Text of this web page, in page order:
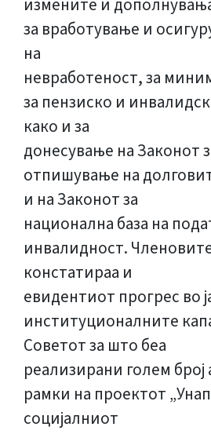
измените и
за вработување и
на
невработеност, за
за пензиско и
како и за
донесување на Законот
отпишување на
и на Законот за
национална база на
инвалидност.
констатираа и
евидентиот прогрес во
институционалните
Советот за што беа
реализирани голем
рамки на проектот
социјалниот